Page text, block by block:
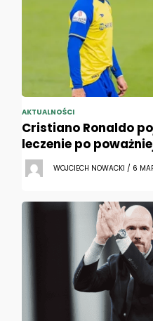
AKTUALNOŚCI
Cristiano Ronaldo
leczenie po
WOJCIECH NOWACKI / 6